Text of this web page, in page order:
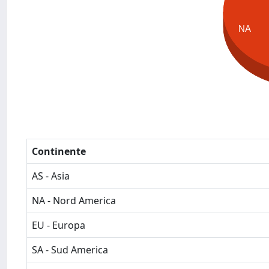
NA
Continente
AS - Asia
NA - Nord America
EU - Europa
SA - Sud America